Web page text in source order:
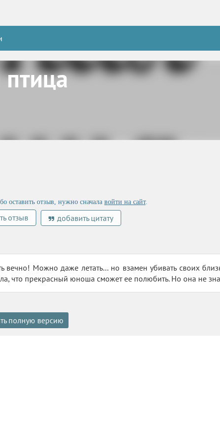
птица
оставить отзыв, нужно сначала войти на сайт.
отзыв добавить цитату
вечно! Можно даже летать… но взамен убивать своих
что прекрасный юноша сможет ее полюбить. Но она не
полную версию